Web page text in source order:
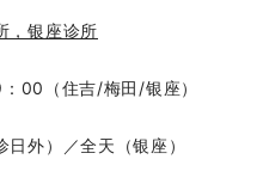
通知
，银座诊所
00（住吉/梅田/银座）
日外）／全天（银座）